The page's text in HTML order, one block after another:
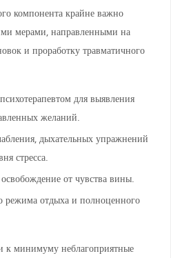
компонента крайне важно
мерами, направленными на
и проработку травматичного
для выявления
желаний.
дыхательных упражнений
стресса.
от чувства вины.
режима отдыха и полноценного
к минимуму неблагоприятные